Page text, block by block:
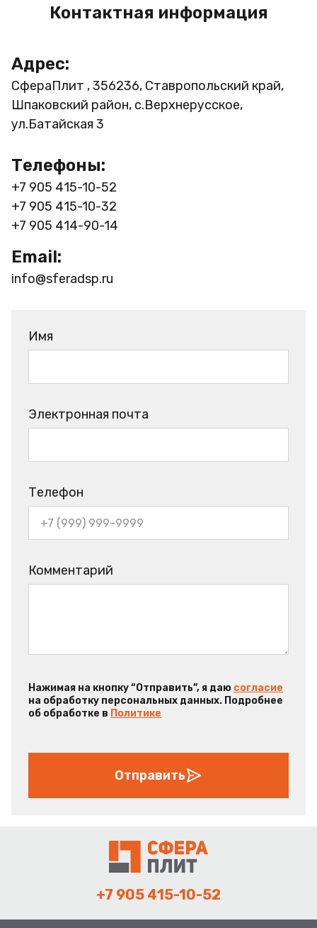
Контактная информация
Адрес:
СфераПлит , 356236, Ставропольский край,
Шпаковский район, с.Верхнерусское,
ул.Батайская 3
Телефоны:
+7 905 415-10-52
+7 905 415-10-32
+7 905 414-90-14
Email:
info@sferadsp.ru
Имя
Электронная почта
Телефон
Комментарий
Нажимая на кнопку “Отправить”, я даю согласие
на обработку персональных данных. Подробнее
об обработке в Политике
Отправить
+7 905 415-10-52